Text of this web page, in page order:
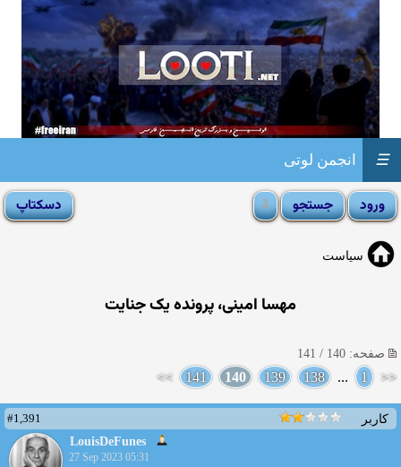
انجمن لوتی ☰
سیاست
مهسا امینی، پرونده یک جنایت
صفحه: 140 / 141
<<
1
...
138
139
140
141
>>
کاربر
#1,391
LouisDeFunes
27 Sep 2023 05:31